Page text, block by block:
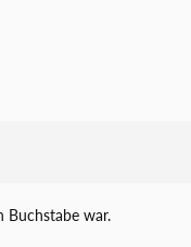
Buchstabe war.